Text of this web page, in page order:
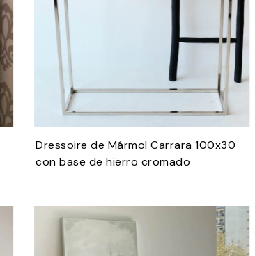
Dressoire de Mármol Carrara 100x30
con base de hierro cromado